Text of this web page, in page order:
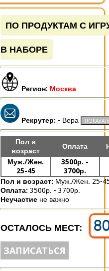
ПО ПРОДУКТАМ С
В НАБОРЕ
Регион: Москва
Рекрутер: - Вера
Пол и
возраст
Оплата
Муж./Жен.
25-45
3500р. -
3700р.
Пол и возраст: Муж./Жен. 25-
Оплата: 3500р. - 3700р.
Неучастие не важно
ОСТАЛОСЬ МЕСТ:
ЗАПИСАТЬСЯ